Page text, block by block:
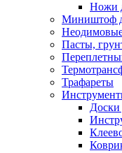
Ножи
Миништоф
Пасты,
Трафареты
Доски